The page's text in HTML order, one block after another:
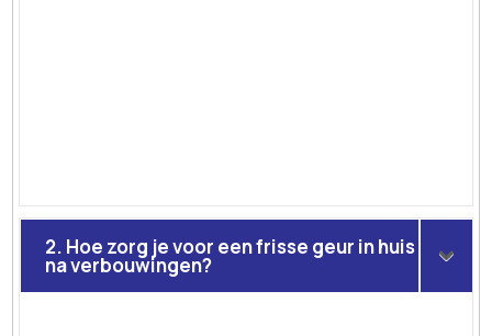
2. Hoe zorg je voor een frisse geur in huis
na verbouwingen?